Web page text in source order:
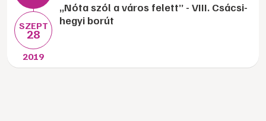
SZEPT
28
2019
„Nóta szól a város felett” - VIII. Csácsi-
hegyi borút